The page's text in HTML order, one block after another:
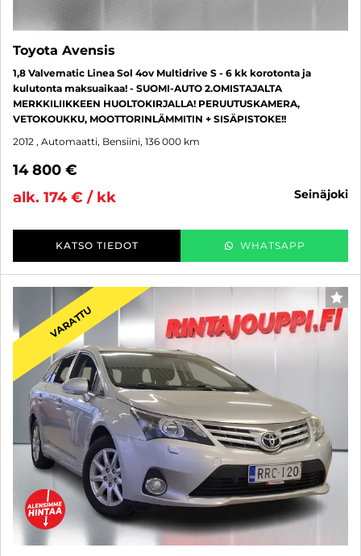
Toyota Avensis
1,8 Valvematic Linea Sol 4ov Multidrive S - 6 kk korotonta ja
kulutonta maksuaikaa! - SUOMI-AUTO 2.OMISTAJALTA
MERKKILIIKKEEN HUOLTOKIRJALLA! PERUUTUSKAMERA,
VETOKOUKKU, MOOTTORINLÄMMITIN + SISÄPISTOKE!!
2012 , Automaatti, Bensiini, 136 000 km
14 800 €
alk. 174 € / kk
seinäjoki
KATSO TIEDOT WHATSAPP
VARATTU